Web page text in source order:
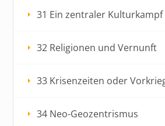
31 Ein zentraler Kulturkampf
32 Religionen und Vernunft
33 Krisenzeiten oder
34 Neo-Geozentrismus